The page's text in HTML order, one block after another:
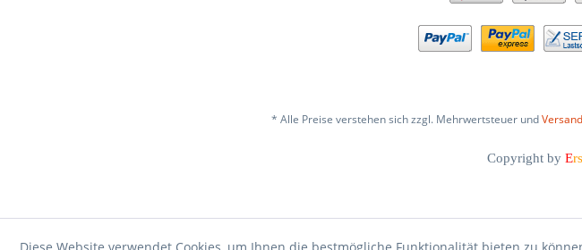
* Alle Preise verstehen sich zzgl. Mehrwertsteuer und
Copyright by E